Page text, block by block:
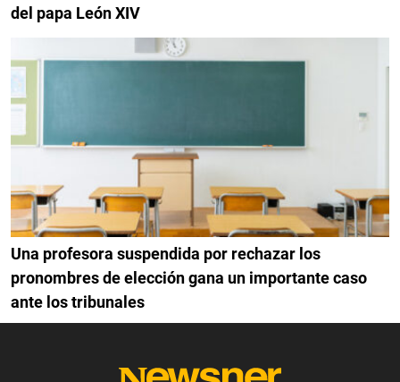
del papa León XIV
Una profesora suspendida por rechazar los
pronombres de elección gana un importante caso
ante los tribunales